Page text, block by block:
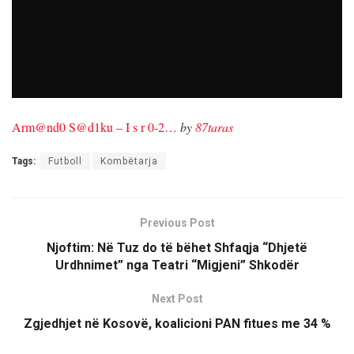
Arm@nd0 S@d1ku – I s r 0-2… by87taras
Tags: Futboll Kombëtarja
Previous Post
Njoftim: Në Tuz do të bëhet Shfaqja “Dhjetë
Urdhnimet” nga Teatri “Migjeni” Shkodër
Next Post
Zgjedhjet në Kosovë, koalicioni PAN fitues me 34 %